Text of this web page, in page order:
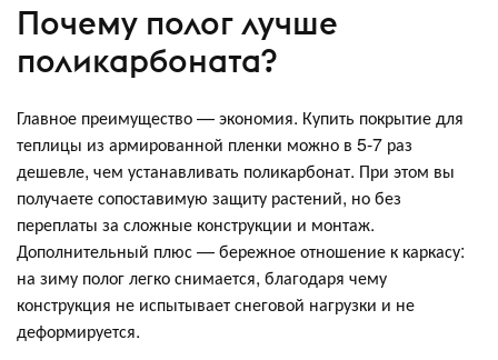
Почему полог лучше
поликарбоната?
Главное преимущество — экономия. Купить покрытие для
теплицы из армированной пленки можно в 5-7 раз
дешевле, чем устанавливать поликарбонат. При этом вы
получаете сопоставимую защиту растений, но без
переплаты за сложные конструкции и монтаж.
Дополнительный плюс — бережное отношение к каркасу:
на зиму полог легко снимается, благодаря чему
конструкция не испытывает снеговой нагрузки и не
деформируется.